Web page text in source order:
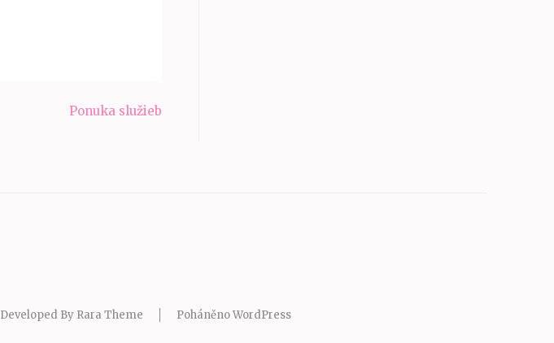
Ponuka služieb
Developed By Rara Theme PoháněnoWordPress